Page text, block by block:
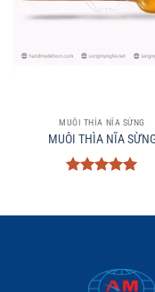
MUÔI THÌA NĨA SỪNG
MUÔI THÌA NĨA
sao